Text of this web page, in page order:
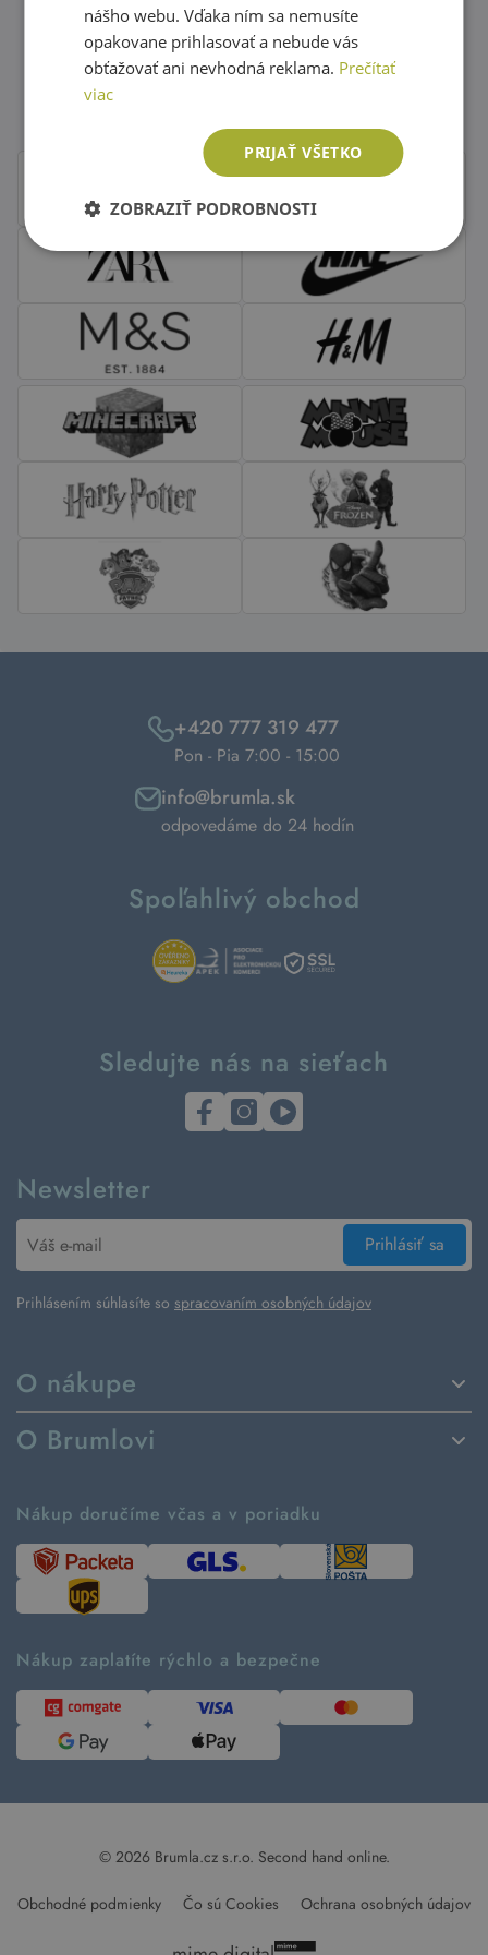
Obľúbené značky second hand
O nákupe
Spôsoby dodania a platby
Vrátenie tovaru a reklamácia
Návod ako nakupovať
Tabuľka veľkostí
Predávané značky
Kontakt
O Brumlovi
Ako tvoríme second hand
Časté otázky
Kde pomáhame
Udržateľnosť
Blog
Pre médiá
+420 777 319 477
Pon - Pia 7:00 - 15:00
info@brumla.sk
odpovedáme do 24 hodín
Spoľahlivý obchod
Sledujte nás na sieťach
Newsletter
Prihlásiť sa
Prihlásením súhlasíte so spracovaním osobných údajov
Nákup doručíme včas a v poriadku
Nákup zaplatíte rýchlo a bezpečne
© 2026 Brumla.cz s.r.o. Second hand online.
Obchodné podmienky Čo sú Cookies Ochrana osobných údajov
nášho webu. Vďaka ním sa nemusíte
opakovane prihlasovať a nebude vás
obťažovať ani nevhodná reklama. Prečítať
viac
PRIJAŤ VŠETKO
ZOBRAZIŤ PODROBNOSTI